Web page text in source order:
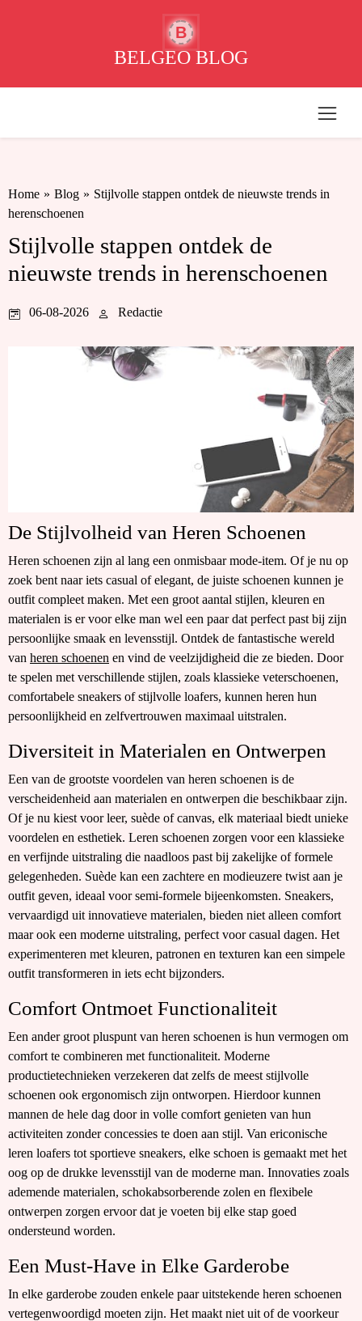
B
BELGEO BLOG
Home » Blog » Stijlvolle stappen ontdek de nieuwste trends in
herenschoenen
Stijlvolle stappen ontdek de
nieuwste trends in herenschoenen
06-08-2026 Redactie
De Stijlvolheid van Heren Schoenen
Heren schoenen zijn al lang een onmisbaar mode-item. Of je nu op
zoek bent naar iets casual of elegant, de juiste schoenen kunnen je
outfit compleet maken. Met een groot aantal stijlen, kleuren en
materialen is er voor elke man wel een paar dat perfect past bij zijn
persoonlijke smaak en levensstijl. Ontdek de fantastische wereld
van heren schoenen en vind de veelzijdigheid die ze bieden. Door
te spelen met verschillende stijlen, zoals klassieke veterschoenen,
comfortabele sneakers of stijlvolle loafers, kunnen heren hun
persoonlijkheid en zelfvertrouwen maximaal uitstralen.
Diversiteit in Materialen en Ontwerpen
Een van de grootste voordelen van heren schoenen is de
verscheidenheid aan materialen en ontwerpen die beschikbaar zijn.
Of je nu kiest voor leer, suède of canvas, elk materiaal biedt unieke
voordelen en esthetiek. Leren schoenen zorgen voor een klassieke
en verfijnde uitstraling die naadloos past bij zakelijke of formele
gelegenheden. Suède kan een zachtere en modieuzere twist aan je
outfit geven, ideaal voor semi-formele bijeenkomsten. Sneakers,
vervaardigd uit innovatieve materialen, bieden niet alleen comfort
maar ook een moderne uitstraling, perfect voor casual dagen. Het
experimenteren met kleuren, patronen en texturen kan een simpele
outfit transformeren in iets echt bijzonders.
Comfort Ontmoet Functionaliteit
Een ander groot pluspunt van heren schoenen is hun vermogen om
comfort te combineren met functionaliteit. Moderne
productietechnieken verzekeren dat zelfs de meest stijlvolle
schoenen ook ergonomisch zijn ontworpen. Hierdoor kunnen
mannen de hele dag door in volle comfort genieten van hun
activiteiten zonder concessies te doen aan stijl. Van ericonische
leren loafers tot sportieve sneakers, elke schoen is gemaakt met het
oog op de drukke levensstijl van de moderne man. Innovaties zoals
ademende materialen, schokabsorberende zolen en flexibele
ontwerpen zorgen ervoor dat je voeten bij elke stap goed
ondersteund worden.
Een Must-Have in Elke Garderobe
In elke garderobe zouden enkele paar uitstekende heren schoenen
vertegenwoordigd moeten zijn. Het maakt niet uit of de voorkeur